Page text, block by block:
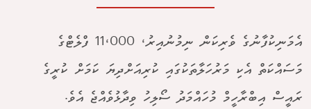
އެމަނިކުފާނުގެ ވެރިކަން ނިމުނުއިރު، 11،000 ފްލެޓްގެ
މަސައްކަތް އެކި މަރުހަލާތަކުގައި ކުރިއަށްދިޔަ ކަމަށް ކުރީގެ
ރައީސް އިބްރާހީމް މުހައްމަދު ސޯލިހު ވިދާޅުވެއްޖެ އެވެ.